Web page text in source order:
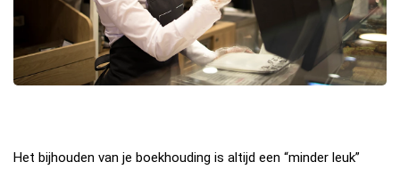
Het bijhouden van je boekhouding is altijd een “minder leuk”